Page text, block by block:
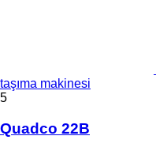
taşıma makinesi
5
Quadco 22B